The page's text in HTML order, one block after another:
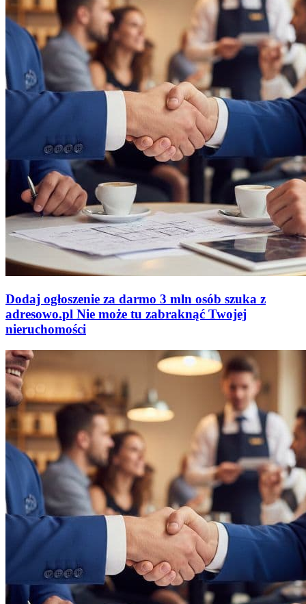
Dodaj ogłoszenie za darmo 3 mln osób szuka z
adresowo.pl Nie może tu zabraknąć Twojej
nieruchomości